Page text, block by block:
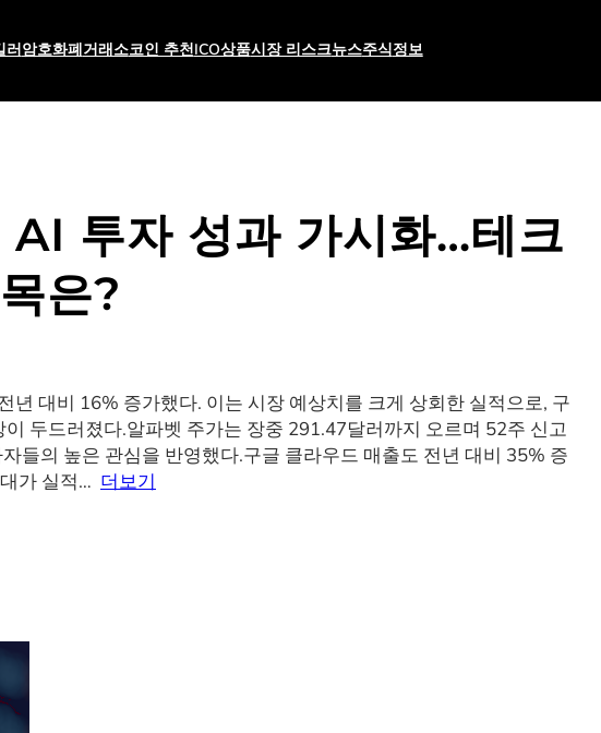
러 암호화폐 거래소코인 추천ICO상품시장 리스크뉴스주식정보
투자 성과 가시화…테크
은?
대비 16% 증가했다. 이는 시장 예상치를 크게 상회한 실적으로, 구
두드러졌다.알파벳 주가는 장중 291.47달러까지 오르며 52주 신고
들의 높은 관심을 반영했다.구글 클라우드 매출도 전년 대비 35% 증
가 실적… 더보기